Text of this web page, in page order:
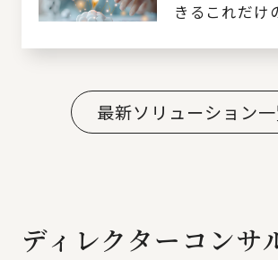
きるこれだけ
最新ソリューション
ディレクターコンサ